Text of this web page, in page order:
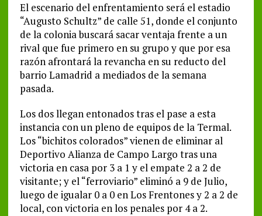
El escenario del enfrentamiento será el estadio
“Augusto Schultz” de calle 51, donde el conjunto
de la colonia buscará sacar ventaja frente a un
rival que fue primero en su grupo y que por esa
razón afrontará la revancha en su reducto del
barrio Lamadrid a mediados de la semana
pasada.
Los dos llegan entonados tras el pase a esta
instancia con un pleno de equipos de la Termal.
Los “bichitos colorados” vienen de eliminar al
Deportivo Alianza de Campo Largo tras una
victoria en casa por 3 a 1 y el empate 2 a 2 de
visitante; y el “ferroviario” eliminó a 9 de Julio,
luego de igualar 0 a 0 en Los Frentones y 2 a 2 de
local, con victoria en los penales por 4 a 2.